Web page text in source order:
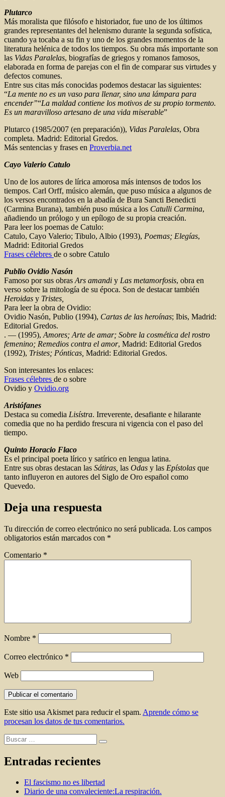
Plutarco
Más moralista que filósofo e historiador, fue uno de los últimos
grandes representantes del helenismo durante la segunda sofística,
cuando ya tocaba a su fin y uno de los grandes momentos de la
literatura helénica de todos los tiempos. Su obra más importante son
las Vidas Paralelas, biografías de griegos y romanos famosos,
elaborada en forma de parejas con el fin de comparar sus virtudes y
defectos comunes.
Entre sus citas más conocidas podemos destacar las siguientes:
“La mente no es un vaso para llenar, sino una lámpara para
encender”“La maldad contiene los motivos de su propio tormento.
Es un maravilloso artesano de una vida miserable”
Plutarco (1985/2007 (en preparación)), Vidas Paralelas, Obra
completa. Madrid: Editorial Gredos.
Más sentencias y frases en Proverbia.net
Cayo Valerio Catulo
Uno de los autores de lírica amorosa más intensos de todos los
tiempos. Carl Orff, músico alemán, que puso música a algunos de
los versos encontrados en la abadía de Bura Sancti Benedicti
(Carmina Burana), también puso música a los Catulli Carmina,
añadiendo un prólogo y un epílogo de su propia creación.
Para leer los poemas de Catulo:
Catulo, Cayo Valerio; Tibulo, Albio (1993), Poemas; Elegías,
Madrid: Editorial Gredos
Frases célebres de o sobre Catulo
Publio Ovidio Nasón
Famoso por sus obras Ars amandi y Las metamorfosis, obra en
verso sobre la mitología de su época. Son de destacar también
Heroidas y Tristes,
Para leer la obra de Ovidio:
Ovidio Nasón, Publio (1994), Cartas de las heroínas; Ibis, Madrid:
Editorial Gredos.
. — (1995), Amores; Arte de amar; Sobre la cosmética del rostro
femenino; Remedios contra el amor, Madrid: Editorial Gredos
(1992), Tristes; Pónticas, Madrid: Editorial Gredos.
Son interesantes los enlaces:
Frases célebres de o sobre
Ovidio y Ovidio.org
Aristófanes
Destaca su comedia Lisístra. Irreverente, desafiante e hilarante
comedia que no ha perdido frescura ni vigencia con el paso del
tiempo.
Quinto Horacio Flaco
Es el principal poeta lírico y satírico en lengua latina.
Entre sus obras destacan las Sátiras, las Odas y las Epístolas que
tanto influyeron en autores del Siglo de Oro español como
Quevedo.
Deja una respuesta
Tu dirección de correo electrónico no será publicada. Los campos
obligatorios están marcados con *
Comentario *
Nombre *
Correo electrónico *
Web
Este sitio usa Akismet para reducir el spam. Aprende cómo se
procesan los datos de tus comentarios.
Buscar
por:
Buscar
Entradas recientes
El fascismo no es libertad
Diario de una convaleciente:La respiración.